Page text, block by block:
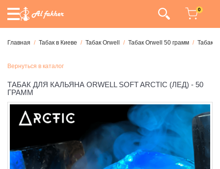
0
Главная Табак в Киеве Табак Orwell Табак Orwell 50 грамм Табак
Вернуться в каталог
ТАБАК ДЛЯ КАЛЬЯНА ORWELL SOFT ARCTIC (ЛЕД) - 50
ГРАММ